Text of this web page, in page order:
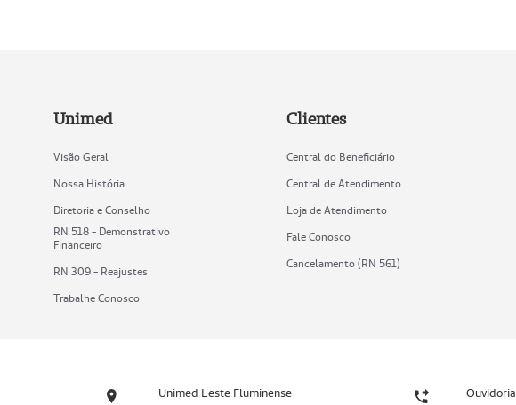
Unimed
Visão Geral
Nossa História
Diretoria e Conselho
RN 518 - Demonstrativo
Financeiro
RN 309 - Reajustes
Trabalhe Conosco
Clientes
Central do Beneficiário
Central de Atendimento
Loja de Atendimento
Fale Conosco
Cancelamento (RN 561)
Unimed Leste Fluminense Ouvidoria